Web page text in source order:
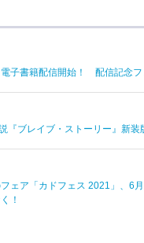
子書籍配信開始！ 配信記念フ
『ブレイブ・ストーリー』新
フェア「カドフェス 2021」、
！